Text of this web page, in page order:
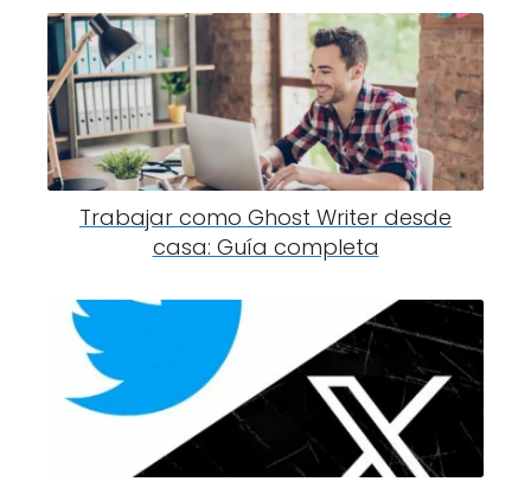
Trabajar como Ghost Writer desde
casa: Guía completa